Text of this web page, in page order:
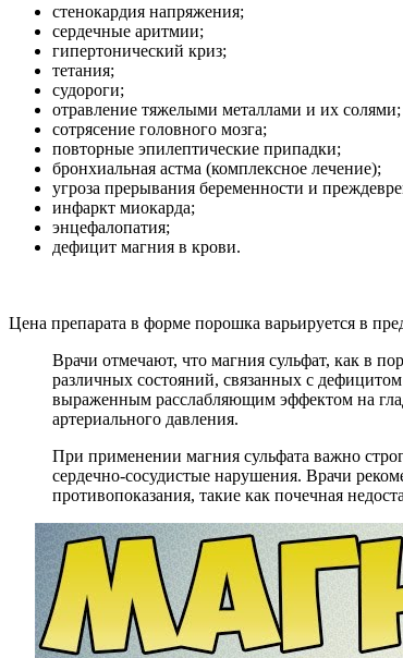
стенокардия напряжения;
сердечные аритмии;
гипертонический криз;
тетания;
судороги;
отравление тяжелыми металлами и их солями;
сотрясение головного мозга;
повторные эпилептические припадки;
бронхиальная астма (комплексное лечение);
угроза прерывания беременности и
инфаркт миокарда;
энцефалопатия;
дефицит магния в крови.
Цена препарата в форме порошка варьируется в
Врачи отмечают, что магния сульфат, как в
различных состояний, связанных с
выраженным расслабляющим эффектом на
артериального давления.
При применении магния сульфата важно
сердечно-сосудистые нарушения. Врачи
противопоказания, такие как почечная